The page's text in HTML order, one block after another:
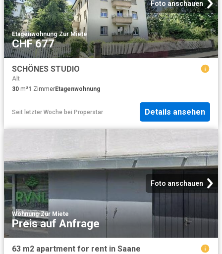
Foto anschauen
Etagenwohnung·Zur Miete
CHF 677
SCHÖNES STUDIO
Alt
30 m²1 ZimmerEtagenwohnung
Seit letzter Woche bei Properstar Details ansehen
Foto anschauen
Wohnung·Zur Miete
Preis auf Anfrage
63 m2 apartment for rent in Saane